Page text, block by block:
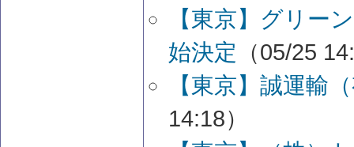
【東京】グリー
始決定 （05/25
【東京】誠運輸
14:18）